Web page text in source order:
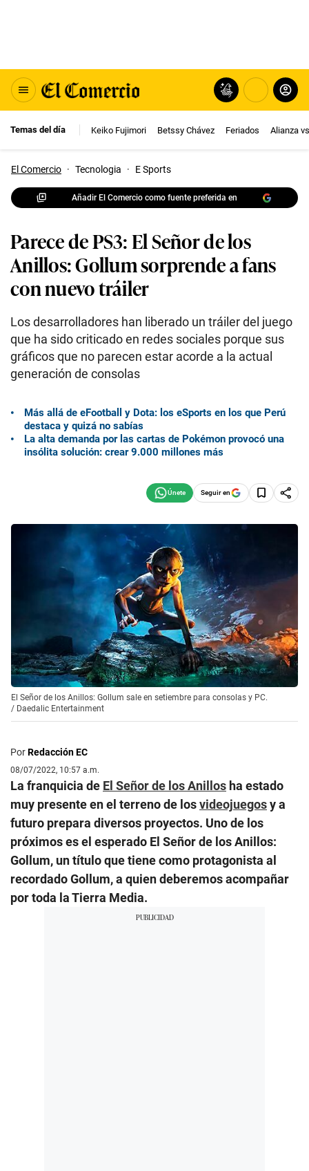
Temas del día Keiko Fujimori Betssy Chávez Feriados Alianza
El Comercio · Tecnologia · E Sports
Añadir El Comercio como fuente preferida en
Parece de PS3: El Señor de los
Anillos: Gollum sorprende a fans
con nuevo tráiler
Los desarrolladores han liberado un tráiler del juego
que ha sido criticado en redes sociales porque sus
gráficos que no parecen estar acorde a la actual
generación de consolas
Más allá de eFootball y Dota: los eSports en los que Perú
destaca y quizá no sabías
La alta demanda por las cartas de Pokémon provocó una
insólita solución: crear 9.000 millones más
Seguir en
El Señor de los Anillos: Gollum sale en setiembre para consolas y PC.
/ Daedalic Entertainment
PorRedacción EC
08/07/2022, 10:57 a.m.
La franquicia de El Señor de los Anillos ha estado
muy presente en el terreno de losvideojuegosy a
futuro prepara diversos proyectos. Uno de los
próximos es el esperado El Señor de los Anillos:
Gollum, un título que tiene como protagonista al
recordado Gollum, a quien deberemos acompañar
por toda la Tierra Media.